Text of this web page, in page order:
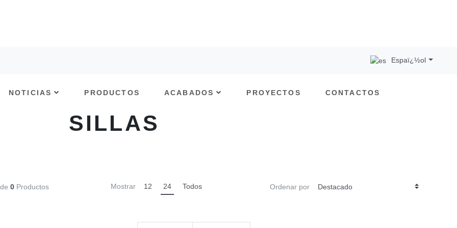
Espaï¿½ol
NOTICIAS PRODUCTOS ACABADOS PROYECTOS CONTACTOS
SILLAS
de 0 Productos Mostrar 12 24 Todos Ordenar por